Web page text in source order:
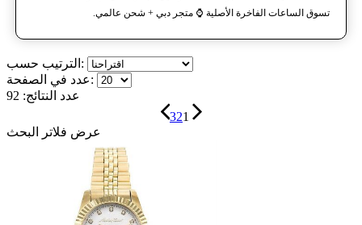
تسوق الساعات الفاخرة الأصلية ⌚️ متجر دبي + شحن عالمي.
الترتيب حسب:
عدد في الصفحة:
عدد النتائج: 92
321
عرض فلاتر البحث